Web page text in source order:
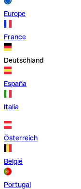
Europe
France
Deutschland
España
Italia
Österreich
België
Portugal